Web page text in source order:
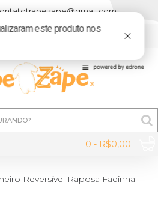
contatotrapezape@gmail.com
MINHA CONTA
0 - R$0,00
Reversível Raposa Fadinha -